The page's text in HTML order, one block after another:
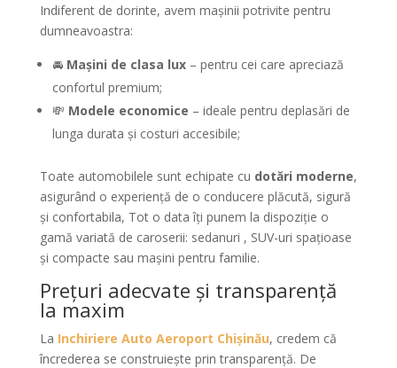
Indiferent de dorinte, avem mașinii potrivite pentru
dumneavoastra:
🚘 Mașini de clasa lux– pentru cei care apreciază
confortul premium;
💸 Modele economice – ideale pentru deplasări de
lunga durata și costuri accesibile;
Toate automobilele sunt echipate cu dotări moderne,
asigurând o experiență de o conducere plăcută, sigură
și confortabila, Tot o data îți punem la dispoziție o
gamă variată de caroserii: sedanuri , SUV-uri spațioase
şi compacte sau mașini pentru familie.
Prețuri adecvate și transparență
la maxim
La Inchiriere Auto Aeroport Chișinău, credem că
încrederea se construiește prin transparență. De